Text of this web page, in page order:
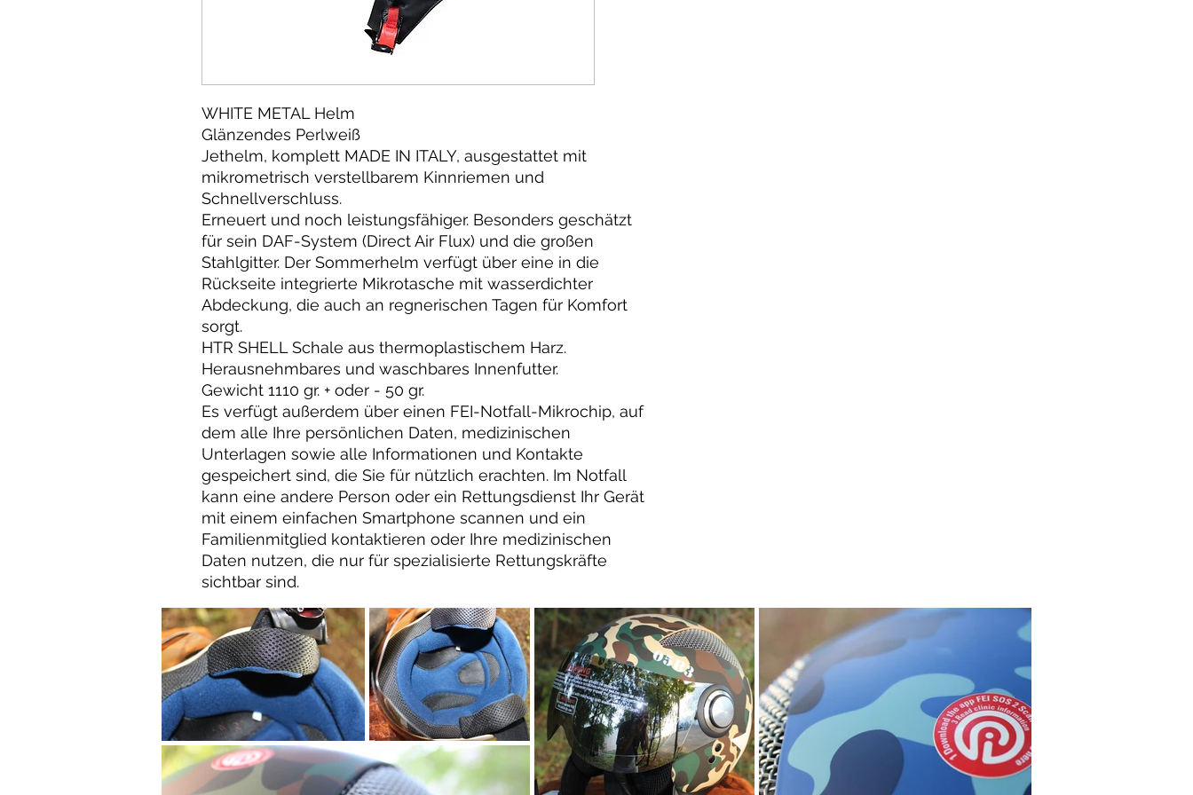
WHITE METAL Helm
Glänzendes Perlweiß
Jethelm, komplett MADE IN ITALY, ausgestattet mit
mikrometrisch verstellbarem Kinnriemen und
Schnellverschluss.
Erneuert und noch leistungsfähiger. Besonders geschätzt
für sein DAF-System (Direct Air Flux) und die großen
Stahlgitter. Der Sommerhelm verfügt über eine in die
Rückseite integrierte Mikrotasche mit wasserdichter
Abdeckung, die auch an regnerischen Tagen für Komfort
sorgt.
HTR SHELL Schale aus thermoplastischem Harz.
Herausnehmbares und waschbares Innenfutter.
Gewicht 1110 gr. + oder - 50 gr.
Es verfügt außerdem über einen FEI-Notfall-Mikrochip, auf
dem alle Ihre persönlichen Daten, medizinischen
Unterlagen sowie alle Informationen und Kontakte
gespeichert sind, die Sie für nützlich erachten. Im Notfall
kann eine andere Person oder ein Rettungsdienst Ihr Gerät
mit einem einfachen Smartphone scannen und ein
Familienmitglied kontaktieren oder Ihre medizinischen
Daten nutzen, die nur für spezialisierte Rettungskräfte
sichtbar sind.